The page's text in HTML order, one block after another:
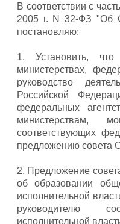
В соответствии с
2005 г. N 32-ФЗ "Об
постановляю:
1. Установить,
министерствах,
руководство
Российской
федеральных
министерствам,
соответствующих
предложению совета
2. Предложение
об образовании
исполнительной
руководителю
исполнительной